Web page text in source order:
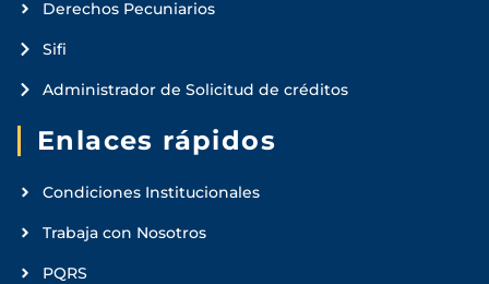
Derechos Pecuniarios
Sifi
Administrador de Solicitud de créditos
Enlaces rápidos
Condiciones Institucionales
Trabaja con Nosotros
PQRS